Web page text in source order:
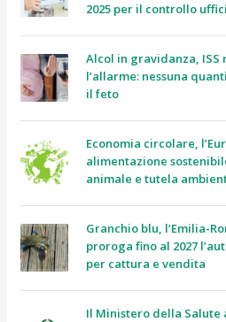
2025 per il controllo
Alcol in gravidanza, ISS
l’allarme: nessuna
il feto
Economia circolare,
alimentazione
animale e tutela
Granchio blu, l’Emilia-
proroga fino al 2027
per cattura e vendita
Il Ministero della Salute